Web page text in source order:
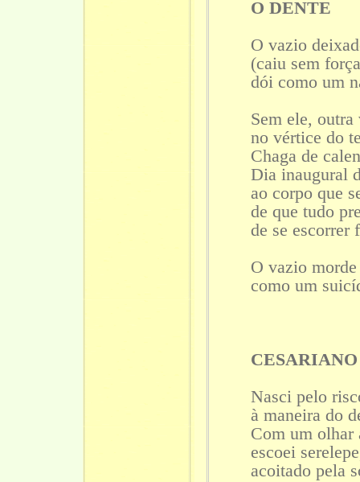
O DENTE
O vazio
(caiu sem
dói como um
Sem ele,
no vértice do
Chaga de
Dia inaugural
ao corpo que
de que tudo
de se escorrer
O vazio
como um
CESARIANO
Nasci pelo
à maneira do
Com um olhar
escoei
acoitado pela